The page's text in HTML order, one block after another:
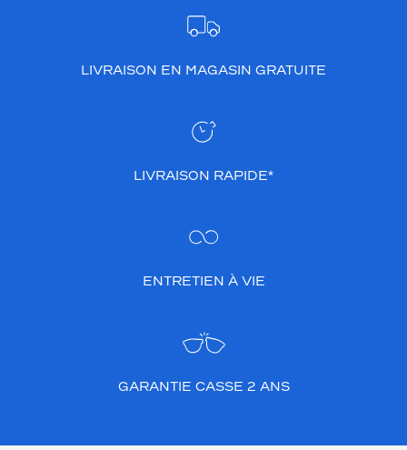
LIVRAISON EN MAGASIN GRATUITE
LIVRAISON RAPIDE*
ENTRETIEN À VIE
GARANTIE CASSE 2 ANS